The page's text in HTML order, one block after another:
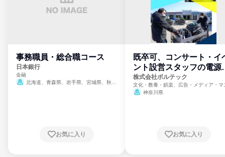
事務職員・総合職コース
日本銀行
金融
北海道、青森県、岩手県、宮城県、秋田
崎県、熊本県、大分県、宮崎県、鹿児島県、
お気に入り
既卒可、コンサート・イ
ント設営スタッフの電源
門
株式会社ボルテック
文化・教養・娯楽、広告・メディア・マ
ミ、電力・ガス・水道・エネルギー
神奈川県
お気に入り